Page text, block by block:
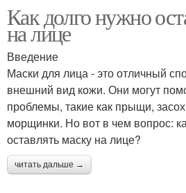
Как долго нужно
на лице
Введение
Маски для лица - это отличный
внешний вид кожи. Они могут
проблемы, такие как прыщи,
морщинки. Но вот в чем вопрос:
оставлять маску на лице?
читать дальше →